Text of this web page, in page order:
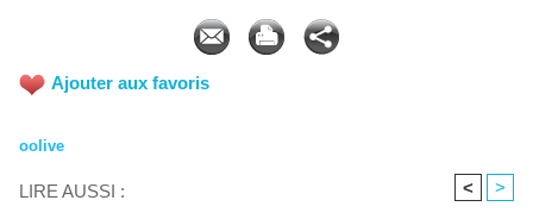
Ajouter aux favoris
oolive
LIRE AUSSI : < >